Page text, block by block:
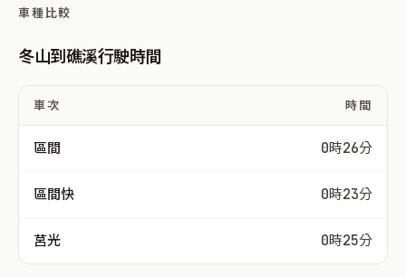
車種比較
冬山到礁溪行駛時間
車次 時間
區間 0時26分
區間快 0時23分
莒光 0時25分